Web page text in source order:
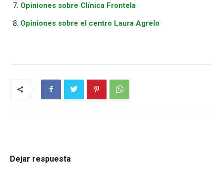
Opiniones sobre Clínica Frontela
Opiniones sobre el centro Laura Agrelo
Dejar respuesta